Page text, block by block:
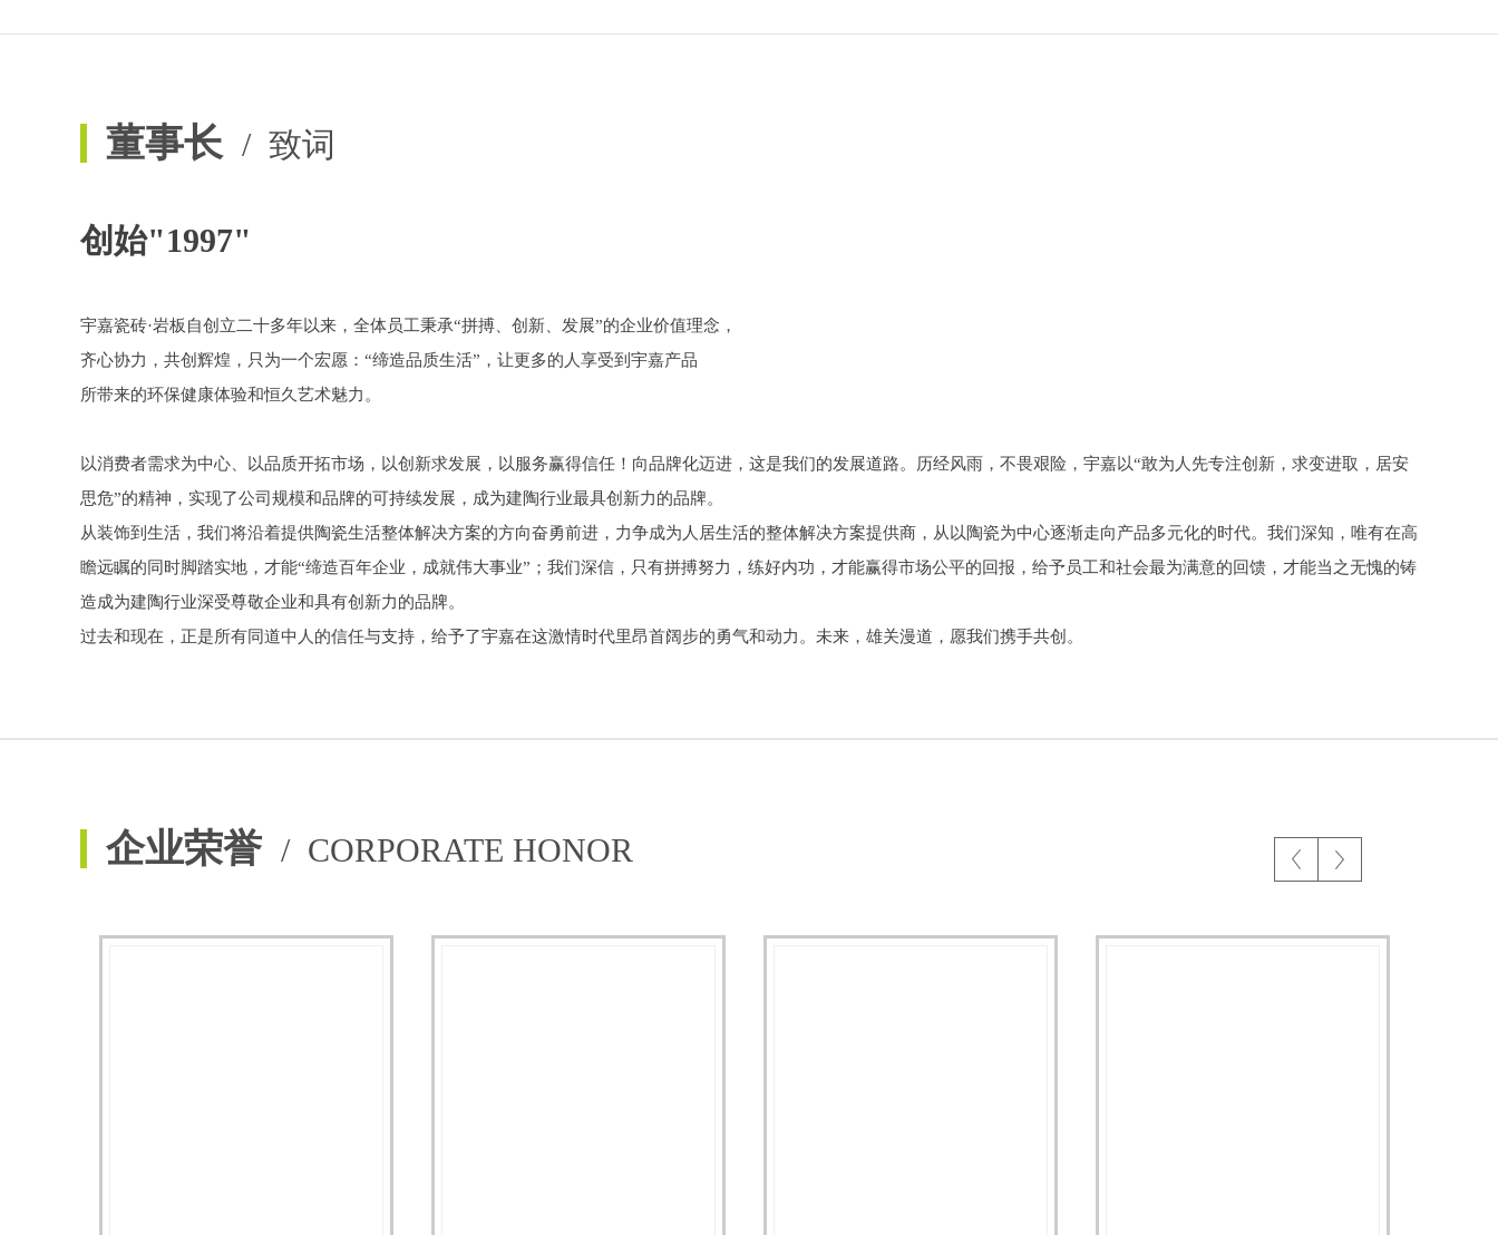
董事长 / 致词
创始"1997"
宇嘉瓷砖·岩板自创立二十多年以来，全体员工秉承“拼搏、创新、发展”的企业价值理念，
齐心协力，共创辉煌，只为一个宏愿：“缔造品质生活”，让更多的人享受到宇嘉产品
所带来的环保健康体验和恒久艺术魅力。
以消费者需求为中心、以品质开拓市场，以创新求发展，以服务赢得信任！向品牌化迈进，这是我们的发展道路。历经风雨，不畏艰险，宇嘉以“敢为人先专注创新，求变进取，居安
思危”的精神，实现了公司规模和品牌的可持续发展，成为建陶行业最具创新力的品牌。
从装饰到生活，我们将沿着提供陶瓷生活整体解决方案的方向奋勇前进，力争成为人居生活的整体解决方案提供商，从以陶瓷为中心逐渐走向产品多元化的时代。我们深知，唯有在高
瞻远瞩的同时脚踏实地，才能“缔造百年企业，成就伟大事业”；我们深信，只有拼搏努力，练好内功，才能赢得市场公平的回报，给予员工和社会最为满意的回馈，才能当之无愧的铸
造成为建陶行业深受尊敬企业和具有创新力的品牌。
过去和现在，正是所有同道中人的信任与支持，给予了宇嘉在这激情时代里昂首阔步的勇气和动力。未来，雄关漫道，愿我们携手共创。
企业荣誉 / CORPORATE HONOR